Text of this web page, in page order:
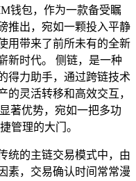
钱包，作为一款备受瞩
推出，宛如一颗投入平静
用带来了前所未有的全新
新时代。 侧链，是一种
得力助手，通过跨链技术
的灵活转移和高效交互，
著优势，宛如一把多功
管理的大门。
统的主链交易模式中，由
素，交易确认时间常常漫